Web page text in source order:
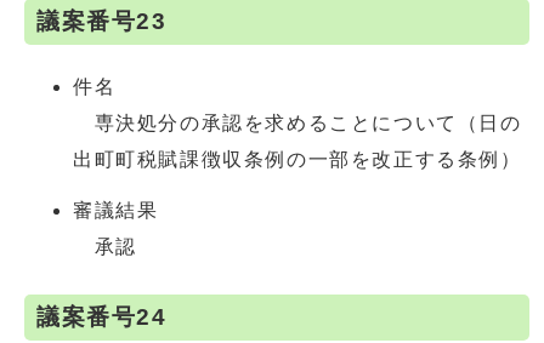
議案番号23
件名
専決処分の承認を求めることについて（日の
出町町税賦課徴収条例の一部を改正する条例）
審議結果
承認
議案番号24